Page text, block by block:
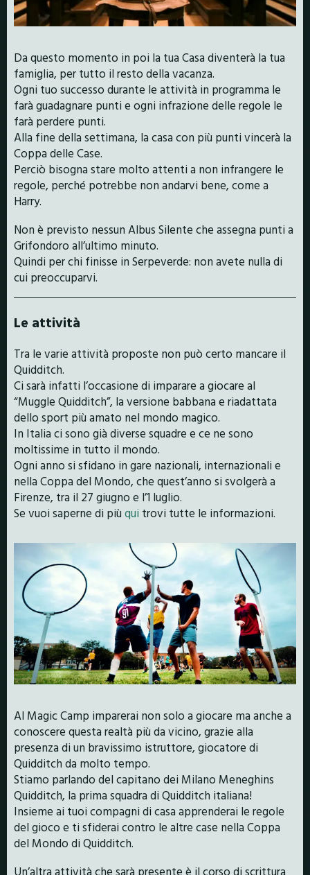
Da questo momento in poi la tua Casa diventerà la tua
famiglia, per tutto il resto della vacanza.
Ogni tuo successo durante le attività in programma le
farà guadagnare punti e ogni infrazione delle regole le
farà perdere punti.
Alla fine della settimana, la casa con più punti vincerà la
Coppa delle Case.
Perciò bisogna stare molto attenti a non infrangere le
regole, perché potrebbe non andarvi bene, come a
Harry.
Non è previsto nessun Albus Silente che assegna punti a
Grifondoro all’ultimo minuto.
Quindi per chi finisse in Serpeverde: non avete nulla di
cui preoccuparvi.
Le attività
Tra le varie attività proposte non può certo mancare il
Quidditch.
Ci sarà infatti l’occasione di imparare a giocare al
“Muggle Quidditch”, la versione babbana e riadattata
dello sport più amato nel mondo magico.
In Italia ci sono già diverse squadre e ce ne sono
moltissime in tutto il mondo.
Ogni anno si sfidano in gare nazionali, internazionali e
nella Coppa del Mondo, che quest’anno si svolgerà a
Firenze, tra il 27 giugno e l’1 luglio.
Se vuoi saperne di più qui trovi tutte le informazioni.
Al Magic Camp imparerai non solo a giocare ma anche a
conoscere questa realtà più da vicino, grazie alla
presenza di un bravissimo istruttore, giocatore di
Quidditch da molto tempo.
Stiamo parlando del capitano dei Milano Meneghins
Quidditch, la prima squadra di Quidditch italiana!
Insieme ai tuoi compagni di casa apprenderai le regole
del gioco e ti sfiderai contro le altre case nella Coppa
del Mondo di Quidditch.
Un’altra attività che sarà presente è il corso di scrittura